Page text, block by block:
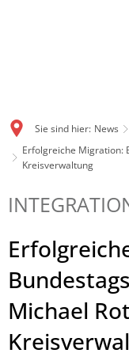
Sie sind hier: News
Erfolgreiche Migration:
Kreisverwaltung
Michael